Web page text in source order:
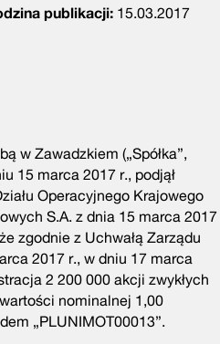
publikacji: 15.03.2017
w Zawadzkiem („Spółka”,
15 marca 2017 r., podjął
Operacyjnego Krajowego
S.A. z dnia 15 marca 2017
zgodnie z Uchwałą Zarządu
2017 r., w dniu 17 marca
2 200 000 akcji zwykłych
nominalnej 1,00
„PLUNIMOT00013”.